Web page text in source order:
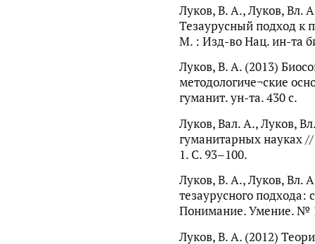
Луков, В. А., Луков, Вл.
Тезаурусный подход к
М. : Изд-во Нац. ин-та
Луков, В. А. (2013)
методологиче¬ские
гуманит. ун-та. 430 с.
Луков, Вал. А., Луков,
гуманитарных науках
1. С. 93–100.
Луков, В. А., Луков, Вл.
тезаурусного подхода:
Понимание. Умение. №
Луков, В. А. (2012)